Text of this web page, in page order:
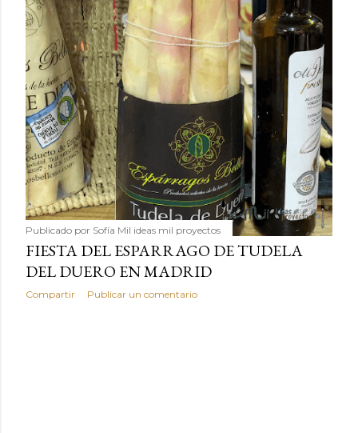
Publicado por Sofía Mil ideas mil proyectos
FIESTA DEL ESPARRAGO DE TUDELA
DEL DUERO EN MADRID
Compartir Publicar un comentario